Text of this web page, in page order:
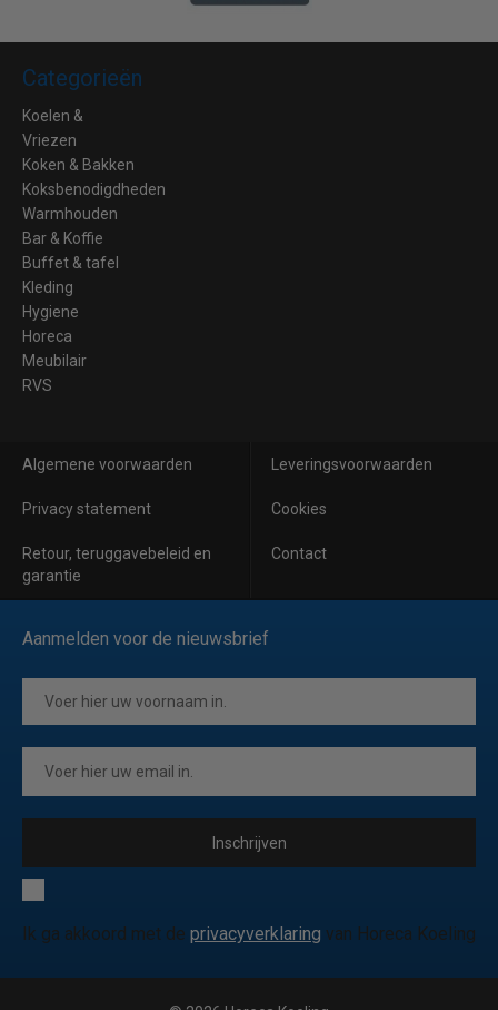
Categorieën
Koelen &
Vriezen
Koken & Bakken
Koksbenodigdheden
Warmhouden
Bar & Koffie
Buffet & tafel
Kleding
Hygiene
Horeca
Meubilair
RVS
Algemene voorwaarden Leveringsvoorwaarden
Privacy statement Cookies
Retour, teruggavebeleid en
garantie
Contact
Aanmelden voor de nieuwsbrief
Inschrijven
Ik ga akkoord met de privacyverklaring van Horeca Koeling